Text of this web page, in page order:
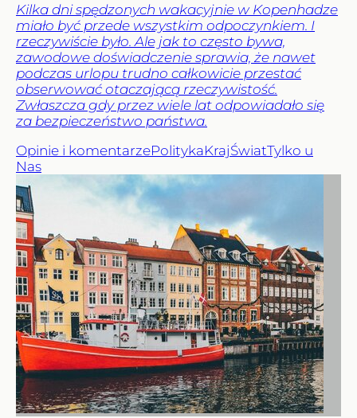
Kilka dni spędzonych wakacyjnie w Kopenhadze
miało być przede wszystkim odpoczynkiem. I
rzeczywiście było. Ale jak to często bywa,
zawodowe doświadczenie sprawia, że nawet
podczas urlopu trudno całkowicie przestać
obserwować otaczającą rzeczywistość.
Zwłaszcza gdy przez wiele lat odpowiadało się
za bezpieczeństwo państwa.
Opinie i komentarzePolitykaKrajŚwiatTylko u
Nas